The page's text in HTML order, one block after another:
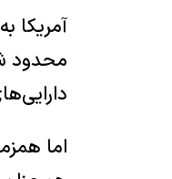
آمریکا
محدود
اما